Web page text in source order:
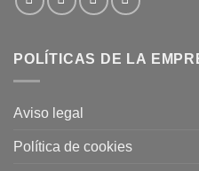
POLÍTICAS DE LA
Aviso legal
Política de cookies